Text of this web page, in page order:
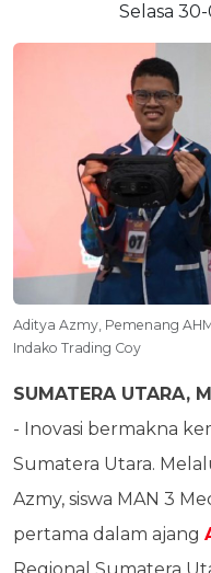
Selasa
Aditya Azmy, Pemenang
Indako Trading Coy
SUMATERA UTARA,
- Inovasi bermakna
Sumatera Utara.
Azmy, siswa MAN 3
pertama dalam ajang
Regional Sumatera